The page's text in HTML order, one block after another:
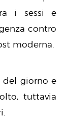
i sessi e
contro
moderna.
del giorno e
tuttavia